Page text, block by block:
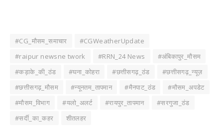
#CG_मौसम_समाचार
#CGWeatherUpdate
#raipur newsne twork
#RRN_24 News
#अंबिकापुर_मौसम
#कड़ाके_की_ठंड
#घना_कोहरा #छत्तीसगढ़_ठंड
#छत्तीसगढ़_न्यूज़
#छत्तीसगढ़_मौसम
#न्यूनतम_तापमान #मैनपाट_ठंड
#मौसम_अपडेट
#मौसम_विभाग
#यलो_अलर्ट #रायपुर_तापमान
#सरगुजा_ठंड
#सर्दी_का_कहर
शीतलहर